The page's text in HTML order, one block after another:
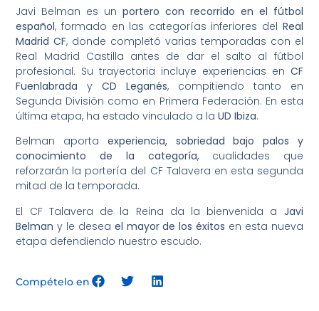
Javi Belman es unportero con recorrido en el fútbol
español, formado en las categorías inferiores del Real
Madrid CF, donde completó varias temporadas con el
Real Madrid Castilla antes de dar el salto al fútbol
profesional. Su trayectoria incluye experiencias en CF
Fuenlabrada yCD Leganés, compitiendo tanto en
Segunda División como en Primera Federación. En esta
última etapa, ha estado vinculado a laUD Ibiza.
Belman aporta experiencia, sobriedad bajo palos y
conocimiento de la categoría, cualidades que
reforzarán la portería del CF Talavera en esta segunda
mitad de la temporada.
El CF Talavera de la Reina da la bienvenida a Javi
Belman y le desea el mayor de los éxitos en esta nueva
etapa defendiendo nuestro escudo.
Compételo en